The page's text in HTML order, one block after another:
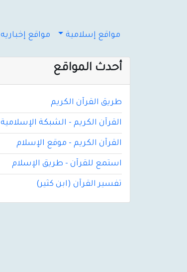
مواقع إسلامية مواقع إخباريه
أحدث المواقع
طريق القرآن الكريم
القرآن الكريم - الشبكة الإسلامية
القرآن الكريم - موقع الإسلام
استمع للقرآن - طريق الإسلام
تفسير القرآن (ابن كثير)